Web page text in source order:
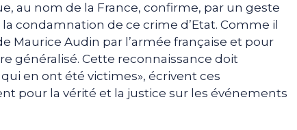
au nom de la France, confirme, par un geste
condamnation de ce crime d’Etat. Comme il
Maurice Audin par l’armée française et pour
généralisé. Cette reconnaissance doit
en ont été victimes», écrivent ces
pour la vérité et la justice sur les événements